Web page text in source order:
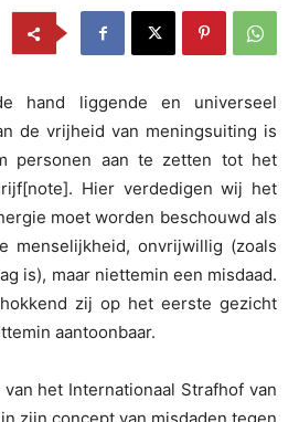
hand liggende en universeel
de vrijheid van meningsuiting is
personen aan te zetten tot het
Hier verdedigen wij het
moet worden beschouwd als
menselijkheid, onvrijwillig (zoals
is), maar niettemin een misdaad.
zij op het eerste gezicht
aantoonbaar.
het Internationaal Strafhof van